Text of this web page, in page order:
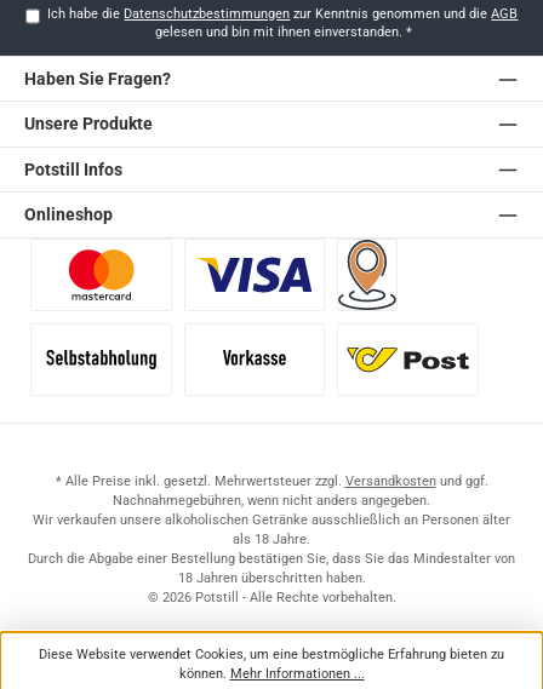
Ich habe die Datenschutzbestimmungen zur Kenntnis genommen und dieAGB
gelesen und bin mit ihnen einverstanden. *
Haben Sie Fragen?
Unsere Produkte
Potstill Infos
Onlineshop
* Alle Preise inkl. gesetzl. Mehrwertsteuer zzgl. Versandkostenund ggf.
Nachnahmegebühren, wenn nicht anders angegeben.
Wir verkaufen unsere alkoholischen Getränke ausschließlich an Personen älter
als 18 Jahre.
Durch die Abgabe einer Bestellung bestätigen Sie, dass Sie das Mindestalter von
18 Jahren überschritten haben.
© 2026 Potstill - Alle Rechte vorbehalten.
Diese Website verwendet Cookies, um eine bestmögliche Erfahrung bieten zu
können. Mehr Informationen ...